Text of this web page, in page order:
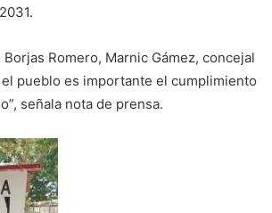
Romero, Marnic Gámez, concejal
pueblo es importante el cumplimiento
señala nota de prensa.